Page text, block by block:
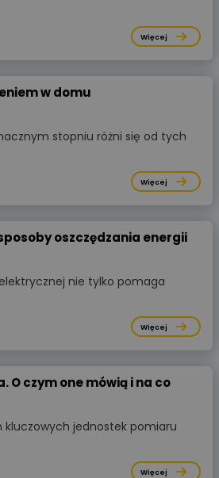
Więcej
w domu
stopniu różni się od tych
Więcej
oszczędzania energii
nie tylko pomaga
Więcej
O czym one mówią i na co
kluczowych jednostek pomiaru
Więcej